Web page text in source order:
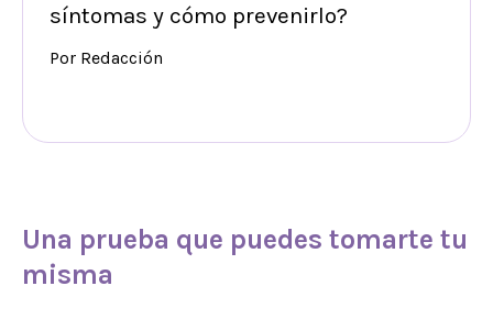
síntomas y cómo prevenirlo?
Por Redacción
Una prueba que puedes tomarte tu
misma